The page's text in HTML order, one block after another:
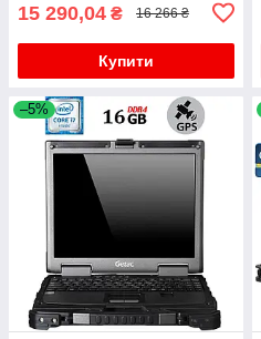
15 290,04 ₴ 16 266 ₴
Купити
–5%